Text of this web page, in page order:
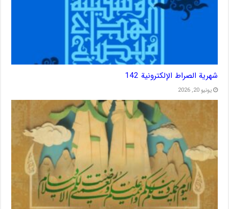
شهریة الصراط الإلكترونية 142
يونيو 20, 2026